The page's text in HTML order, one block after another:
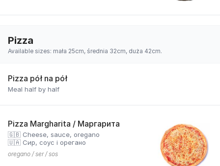
Pizza
Available sizes: mała 25cm, średnia 32cm, duża 42cm.
Pizza pół na pół
Meal half by half
Pizza Margharita / Маргарита
🇬🇧 Cheese, sauce, oregano
🇺🇦 Сир, соус і орегано
oregano / ser / sos